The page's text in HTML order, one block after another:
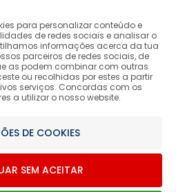
promoções apresentadas são
reservados. Designed & Developed
para personalizar conteúdo e
de redes sociais e analisar o
informações acerca da tua
parceiros de redes sociais, de
as podem combinar com outras
ou recolhidas por estes a partir
serviços. Concordas com os
a utilizar o nosso website.
DE COOKIES
SEM ACEITAR